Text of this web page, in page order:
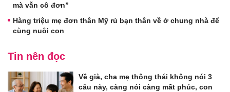
mà vẫn cô đơn”
Hàng triệu mẹ đơn thân Mỹ rủ bạn thân về ở chung nhà để
cùng nuôi con
Tin nên đọc
Về già, cha mẹ thông thái không nói 3
câu này, càng nói càng mất phúc, con